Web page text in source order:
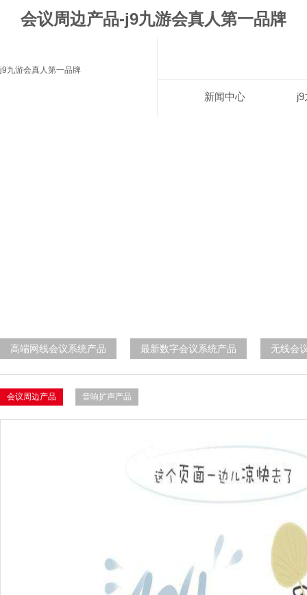
会议周边产品-j9九游会真人第一品牌
j9九游会真人第一品牌
新闻中心
高端网线会议系统产品 最新数字会议系统产品 无线会
会议周边产品 音响扩声产品